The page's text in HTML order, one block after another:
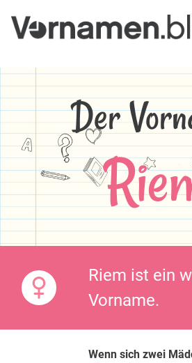
Der
Riem ist ein
Vorname.
Wenn sich zwei